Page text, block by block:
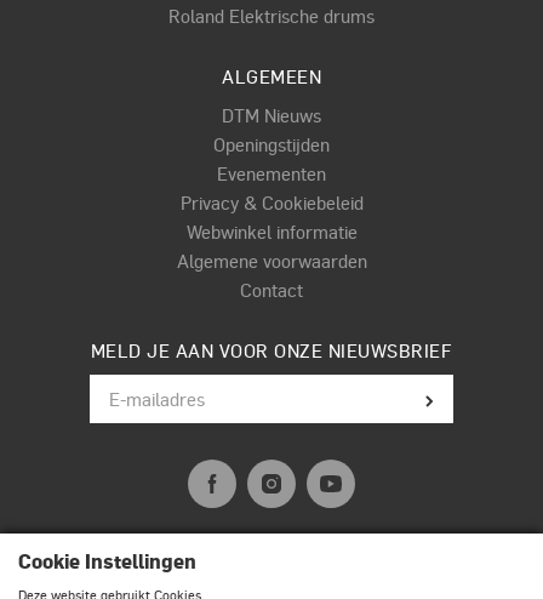
Cookie Instellingen
Deze website gebruikt Cookies.
Roland Elektrische drums
ALGEMEEN
DTM Nieuws
Openingstijden
Evenementen
Privacy & Cookiebeleid
Webwinkel informatie
Algemene voorwaarden
Contact
MELD JE AAN VOOR ONZE NIEUWSBRIEF
© Terpstra Muziek Drumland 2026. All rights reserved.